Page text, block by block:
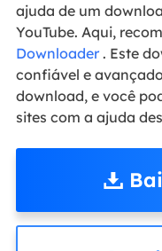
ajuda de um
YouTube. Aqui,
Downloader. Este
confiável e
download, e você
sites com a ajuda